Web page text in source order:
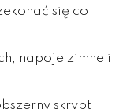
się co
napoje zimne i
skrypt